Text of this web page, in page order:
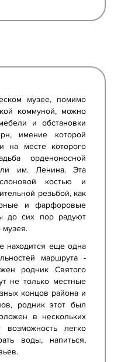
музее, помимо
коммуной, можно
и обстановки
имение которой
на месте которого
орденоносной
им. Ленина. Эта
костью и
резьбой, как
и фарфоровые
до сих пор радуют
музея.
находится еще одна
маршрута -
родник Святого
не только местные
концов района и
родник этот был
в нескольких
легко
воды, напиться,